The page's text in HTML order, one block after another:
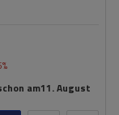
am11. August